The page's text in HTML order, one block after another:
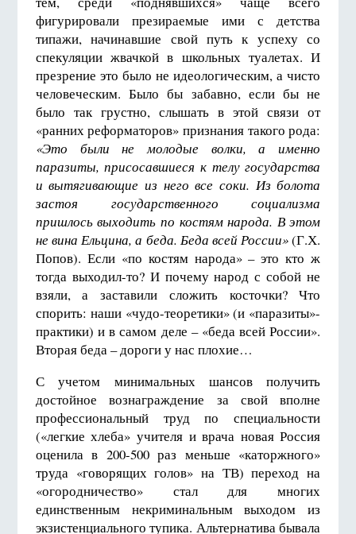
фигурировали презираемые ими с детства
типажи, начинавшие свой путь к успеху со
спекуляции жвачкой в школьных туалетах. И
презрение это было не идеологическим, а чисто
человеческим. Было бы забавно, если бы не
было так грустно, слышать в этой связи от
«ранних реформаторов» признания такого рода:
«Это были не молодые волки, а именно
паразиты, присосавшиеся к телу государства
и вытягивающие из него все соки. Из болота
застоя государственного социализма
пришлось выходить по костям народа. В этом
не вина Ельцина, а беда. Беда всей России»(Г.Х.
Попов). Если «по костям народа» – это кто ж
тогда выходил-то? И почему народ с собой не
взяли, а заставили сложить косточки? Что
спорить: наши «чудо-теоретики» (и «паразиты»-
практики) и в самом деле – «беда всей России».
Вторая беда – дороги у нас плохие…
С учетом минимальных шансов получить
достойное вознаграждение за свой вполне
профессиональный труд по специальности
(«легкие хлеба» учителя и врача новая Россия
оценила в 200-500 раз меньше «каторжного»
труда «говорящих голов» на ТВ) переход на
«огородничество» стал для многих
единственным некриминальным выходом из
экзистенциального тупика. Альтернатива бывала